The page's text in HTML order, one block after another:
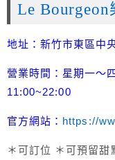
Le
地址：新竹市東區中
營業時間：星期一～
11:00~22:00
官方網站： https://
＊可訂位 ＊可預留甜